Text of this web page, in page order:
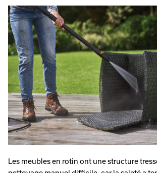
Les meubles en rotin ont une structure